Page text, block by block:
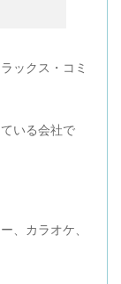
ックス・コミ
いる会社で
、カラオケ、